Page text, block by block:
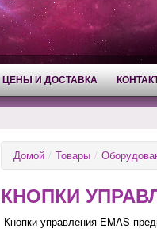
ЦЕНЫ И ДОСТАВКА
Домой / Товары /
КНОПКИ
Кнопки управления EMAS